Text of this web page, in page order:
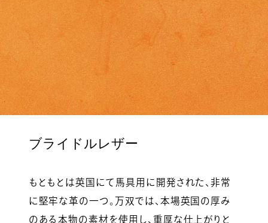
ブライドルレザー
もともとは英国にて馬具用に開発された、非常
に堅牢な革の一つ。万双では、本場英国の厚み
のある本物の素材を使用し、重厚な仕上がりと